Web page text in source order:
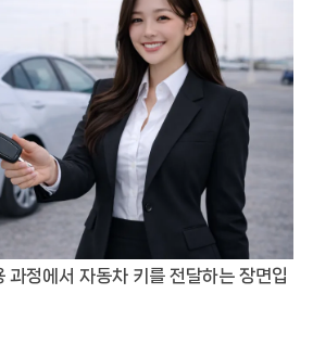
과정에서 자동차 키를 전달하는 장면입